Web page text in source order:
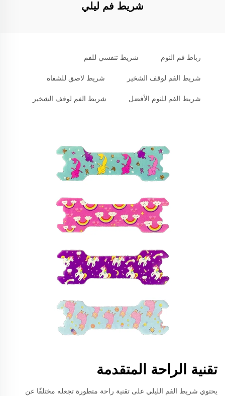
شريط فم ليلي
رباط فم النوم شريط تنفسي للفم
شريط الفم لوقف الشخير شريط لاصق للشفاه
شريط الفم للنوم الأفضل شريط الفم لوقف الشخير
تقنية الراحة المتقدمة
يحتوي شريط الفم الليلي على تقنية راحة متطورة تجعله مختلفًا عن